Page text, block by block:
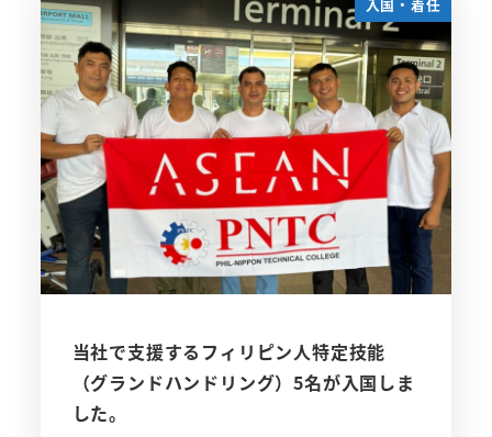
当社で支援するフィリピン人特定技能
（グランドハンドリング）5名が入国しま
した。